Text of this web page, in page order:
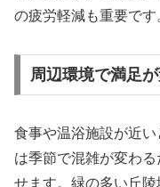
の疲労軽減も重要です
周辺環境で満足
食事や温浴施設が近
は季節で混雑が変わ
せます。緑の多い丘